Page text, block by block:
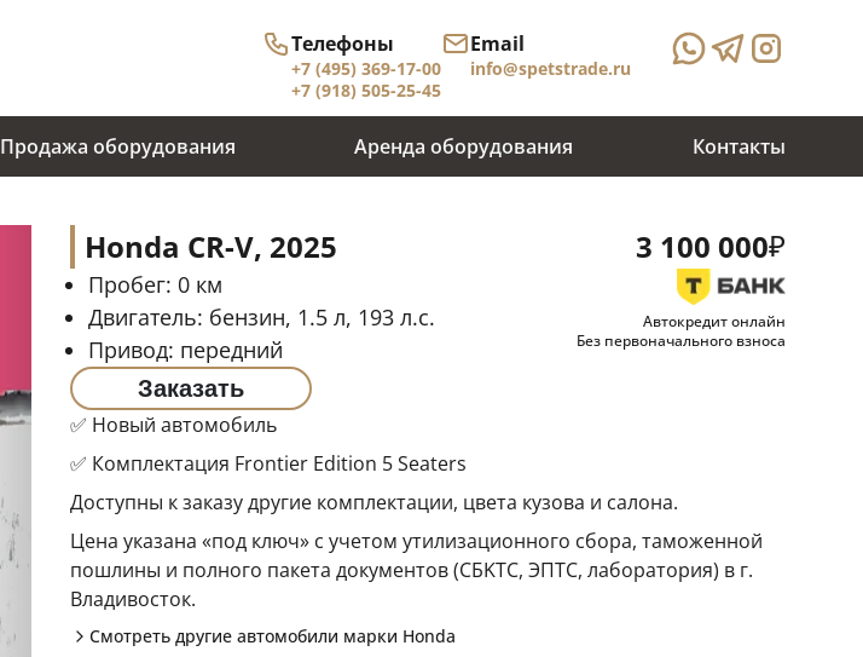
Телефоны
+7 (495) 369-17-00
+7 (918) 505-25-45
Email
info@spetstrade.ru
Продажа оборудования Аренда оборудования Контакты
Honda CR-V, 2025 3 100 000₽
Пробег: 0 км
Двигатель: бензин, 1.5 л, 193 л.с.
Привод: передний
Автокредит онлайн
Без первоначального взноса
Заказать
✅ Новый автомобиль
✅ Комплектация Frontier Edition 5 Seaters
Доступны к заказу другие комплектации, цвета кузова и салона.
Цена указана «под ключ» с учетом утилизационного сбора, таможенной
пошлины и полного пакета документов (CБKТС, ЭПTC, лаборатория) в г.
Владивосток.
Смотреть другие автомобили марки Honda